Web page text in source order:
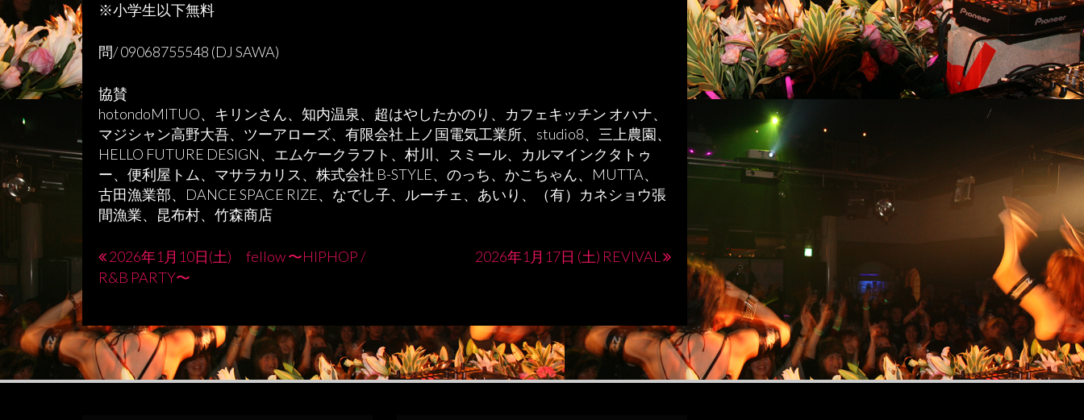
※小学生以下無料
問/ 09068755548 (DJ SAWA)
協賛
hotondoMITUO、キリンさん、知内温泉、超はやしたかのり、カフェキッチン オハナ、
マジシャン高野大吾、ツーアローズ、有限会社 上ノ国電気工業所、studio8、三上農園、
HELLO FUTURE DESIGN、エムケークラフト、村川、スミール、カルマインクタトゥ
ー、便利屋トム、マサラカリス、株式会社 B-STYLE、のっち、かこちゃん、MUTTA、
古田漁業部、DANCE SPACE RIZE、なでし子、ルーチェ、あいり、（有）カネショウ張
間漁業、昆布村、竹森商店
投
ナ
ビ
ゲ
2026年1月10日(土) fellow 〜HIPHOP /
R&B PARTY〜
2026年1月17日 (土) REVIVAL